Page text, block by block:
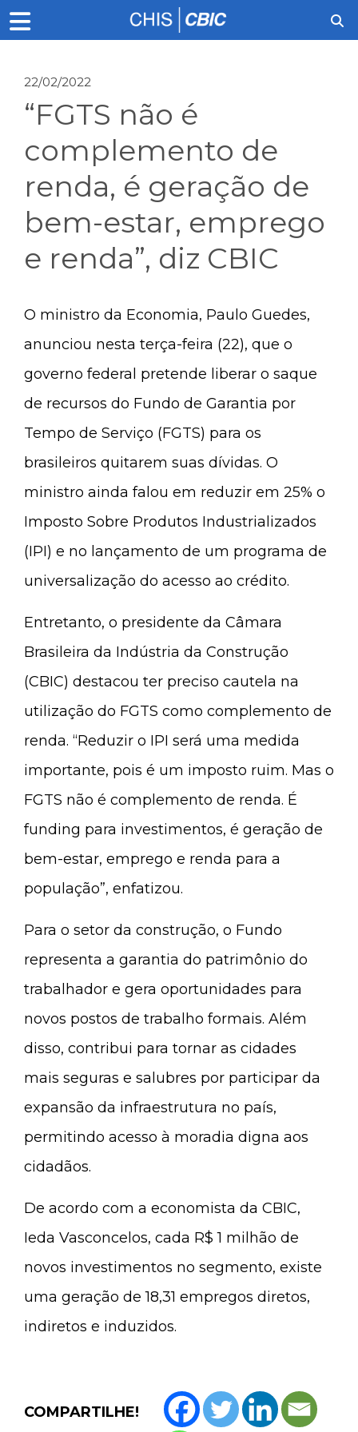
22/02/2022
“FGTS não é
complemento de
renda, é geração de
bem-estar, emprego
e renda”, diz CBIC
O ministro da Economia, Paulo Guedes,
anunciou nesta terça-feira (22), que o
governo federal pretende liberar o saque
de recursos do Fundo de Garantia por
Tempo de Serviço (FGTS) para os
brasileiros quitarem suas dívidas. O
ministro ainda falou em reduzir em 25% o
Imposto Sobre Produtos Industrializados
(IPI) e no lançamento de um programa de
universalização do acesso ao crédito.
Entretanto, o presidente da Câmara
Brasileira da Indústria da Construção
(CBIC) destacou ter preciso cautela na
utilização do FGTS como complemento de
renda. “Reduzir o IPI será uma medida
importante, pois é um imposto ruim. Mas o
FGTS não é complemento de renda. É
funding para investimentos, é geração de
bem-estar, emprego e renda para a
população”, enfatizou.
Para o setor da construção, o Fundo
representa a garantia do patrimônio do
trabalhador e gera oportunidades para
novos postos de trabalho formais. Além
disso, contribui para tornar as cidades
mais seguras e salubres por participar da
expansão da infraestrutura no país,
permitindo acesso à moradia digna aos
cidadãos.
De acordo com a economista da CBIC,
Ieda Vasconcelos, cada R$ 1 milhão de
novos investimentos no segmento, existe
uma geração de 18,31 empregos diretos,
indiretos e induzidos.
COMPARTILHE!